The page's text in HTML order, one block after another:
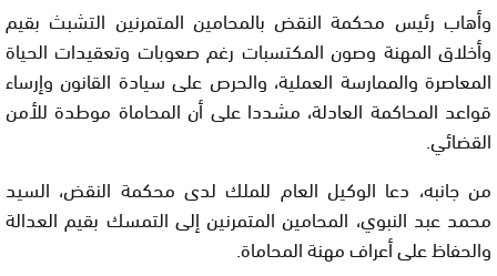
وأهاب رئيس محكمة النقض بالمحامين المتمرنين التشبث بقيم
وأخلاق المهنة وصون المكتسبات رغم صعوبات وتعقيدات الحياة
المعاصرة والممارسة العملية، والحرص على سيادة القانون وإرساء
قواعد المحاكمة العادلة، مشددا على أن المحاماة موطدة للأمن
القضائي.
من جانبه، دعا الوكيل العام للملك لدى محكمة النقض، السيد
محمد عبد النبوي، المحامين المتمرنين إلى التمسك بقيم العدالة
والحفاظ على أعراف مهنة المحاماة.